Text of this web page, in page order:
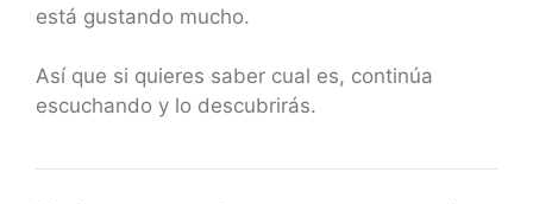
está gustando mucho.
Así que si quieres saber cual es, continúa
escuchando y lo descubrirás.